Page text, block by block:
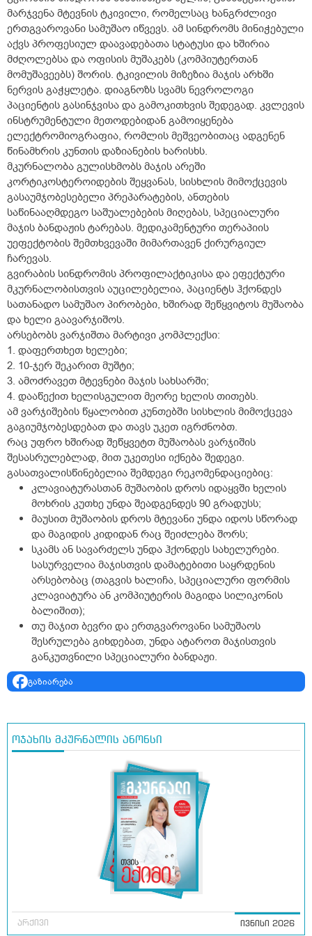
მარჯვენა მტევნის ტკივილი, რომელსაც ხანგრძლივი
ერთგვაროვანი სამუშაო იწვევს. ამ სინდრომს მინიჭებული
აქვს პროფესიულ დაავადებათა სტატუსი და ხშირია
მძღოლებსა და ოფისის მუშაკებს (კომპიუტერთან
მომუშავეებს) შორის. ტკივილის მიზეზია მაჯის არხში
ნერვის გაჭყლეტა. დიაგნოზს სვამს ნევროლოგი
პაციენტის გასინჯვისა და გამოკითხვის შედეგად. კვლევის
ინსტრუმენტული მეთოდებიდან გამოიყენება
ელექტრომიოგრაფია, რომლის მეშვეობითაც ადგენენ
წინამხრის კუნთის დაზიანების ხარისხს.
მკურნალობა გულისხმობს მაჯის არეში
კორტიკოსტეროიდების შეყვანას, სისხლის მიმოქცევის
გასაუმჯობესებელი პრეპარატების, ანთების
საწინააღმდეგო საშუალებების მიღებას, სპეციალური
მაჯის ბანდაჟის ტარებას. მედიკამენტური თერაპიის
უეფექტობის შემთხვევაში მიმართავენ ქირურგიულ
ჩარევას.
გვირაბის სინდრომის პროფილაქტიკისა და ეფექტური
მკურნალობისთვის აუცილებელია, პაციენტს ჰქონდეს
სათანადო სამუშაო პირობები, ხშირად შეწყვიტოს მუშაობა
და ხელი გაავარჯიშოს.
არსებობს ვარჯიშთა მარტივი კომპლექსი:
1. დაფერთხეთ ხელები;
2. 10-ჯერ შეკარით მუშტი;
3. ამოძრავეთ მტევნები მაჯის სახსარში;
4. დააწექით ხელისგულით მეორე ხელის თითებს.
ამ ვარჯიშების წყალობით კუნთებში სისხლის მიმოქცევა
გაგიუმჯობესდებათ და თავს უკეთ იგრძნობთ.
რაც უფრო ხშირად შეწყვეტთ მუშაობას ვარჯიშის
შესასრულებლად, მით უკეთესი იქნება შედეგი.
გასათვალისწინებელია შემდეგი რეკომენდაციებიც:
კლავიატურასთან მუშაობის დროს იდაყვში ხელის
მოხრის კუთხე უნდა შეადგენდეს 90 გრადუსს;
მაუსით მუშაობის დროს მტევანი უნდა იდოს სწორად
და მაგიდის კიდიდან რაც შეიძლება შორს;
სკამს ან სავარძელს უნდა ჰქონდეს სახელურები.
სასურველია მაჯისთვის დამატებითი საყრდენის
არსებობაც (თაგვის ხალიჩა, სპეციალური ფორმის
კლავიატურა ან კომპიუტერის მაგიდა სილიკონის
ბალიშით);
თუ მაჯით ბევრი და ერთგვაროვანი სამუშაოს
შესრულება გიხდებათ, უნდა ატაროთ მაჯისთვის
განკუთვნილი სპეციალური ბანდაჟი.
გაზიარება
ოჯახის მკურნალის ანონსი
არქივი ივნისი 2026